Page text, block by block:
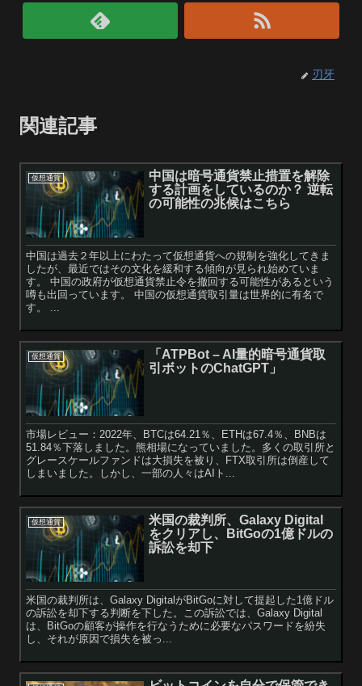
刃牙
関連記事
仮想通貨
中国は暗号通貨禁止措置を解除
する計画をしているのか？ 逆転
の可能性の兆候はこちら
中国は過去２年以上にわたって仮想通貨への規制を強化してきま
したが、最近ではその文化を緩和する傾向が見られ始めていま
す。 中国の政府が仮想通貨禁止令を撤回する可能性があるという
噂も出回っています。 中国の仮想通貨取引量は世界的に有名で
す。 ...
仮想通貨
「ATPBot – AI量的暗号通貨取
引ボットのChatGPT」
市場レビュー：2022年、BTCは64.21％、ETHは67.4％、BNBは
51.84％下落しました。熊相場になっていました。多くの取引所と
グレースケールファンドは大損失を被り、FTX取引所は倒産して
しまいました。しかし、一部の人々はAIト...
仮想通貨
米国の裁判所、Galaxy Digital
をクリアし、BitGoの1億ドルの
訴訟を却下
米国の裁判所は、Galaxy DigitalがBitGoに対して提起した1億ドル
の訴訟を却下する判断を下した。この訴訟では、Galaxy Digital
は、BitGoの顧客が操作を行なうために必要なパスワードを紛失
し、それが原因で損失を被っ...